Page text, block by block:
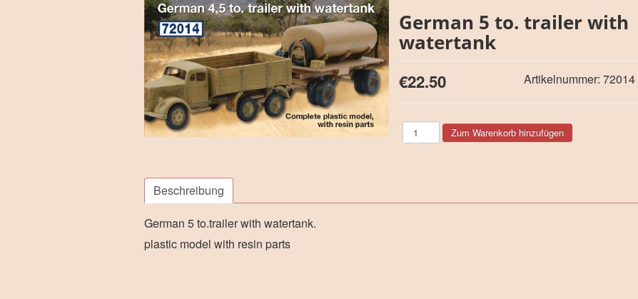
German 5 to. trailer with
watertank
€22.50 Artikelnummer: 72014
Beschreibung
German 5 to.trailer with watertank.
plastic model with resin parts